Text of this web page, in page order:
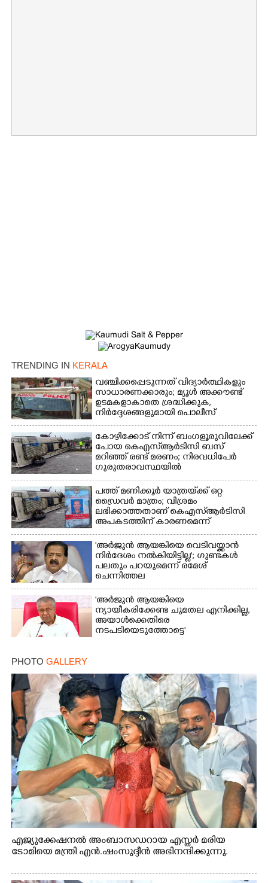
TRENDING IN KERALA
വഞ്ചിക്കപ്പെടുന്നത് വിദ്യാർത്ഥികളും
സാധാരണക്കാരും; മ്യൂൾ അക്കൗണ്ട്
ഉടമകളാകാതെ ശ്രദ്ധിക്കുക,
നിർദ്ദേശങ്ങളുമായി പൊലീസ്
കോഴിക്കോട് നിന്ന് ബംഗളൂരുവിലേക്ക്
പോയ കെഎസ്‌ആർടിസി ബസ്
മറിഞ്ഞ് രണ്ട് മരണം; നിരവധിപേർ
ഗുരുതരാവസ്ഥയിൽ
പത്ത് മണിക്കൂർ യാത്രയ്‌ക്ക് ഒറ്റ
ഡ്രൈവർ മാത്രം; വിശ്രമം
ലഭിക്കാത്തതാണ് കെഎസ്‌ആർടിസി
അപകടത്തിന് കാരണമെന്ന്
വിമർശനം
'അർജുൻ ആയങ്കിയെ വെടിവയ്ക്കാൻ
നിർദേശം നൽകിയിട്ടില്ല'; ഗുണ്ടകൾ
പലതും പറയുമെന്ന് രമേശ്
ചെന്നിത്തല
'അർജുൻ ആയങ്കിയെ
ന്യായീകരിക്കേണ്ട ചുമതല എനിക്കില്ല,
അയാൾക്കെതിരെ
നടപടിയെടുത്തോട്ടെ'
PHOTO GALLERY
എജ്യുക്കേഷനൽ അംബാസഡറായ എസ്തർ മരിയ
ടോമിയെ മന്ത്രി എൻ.ഷംസുദ്ദീൻ അഭിനന്ദിക്കുന്നു.
Copy Link